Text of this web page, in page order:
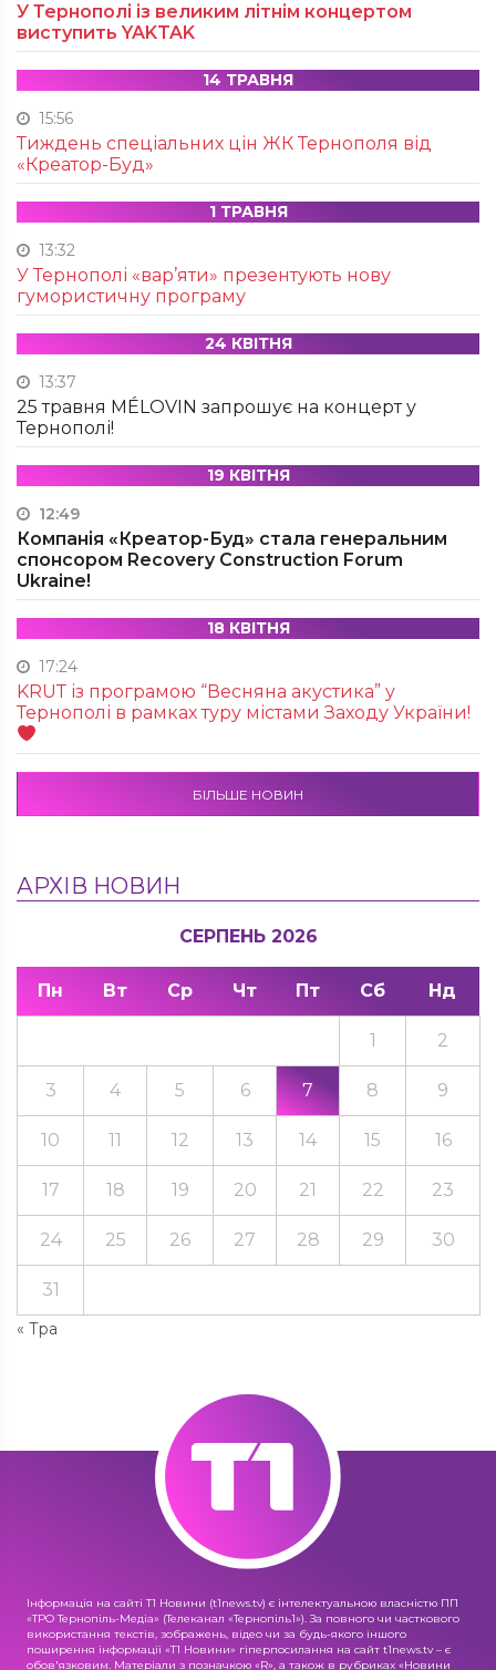
У Тернополі із великим літнім концертом
виступить YAKTAK
14 ТРАВНЯ
15:56
Тиждень спеціальних цін ЖК Тернополя від
«Креатор-Буд»
1 ТРАВНЯ
13:32
У Тернополі «вар’яти» презентують нову
гумористичну програму
24 КВІТНЯ
13:37
25 травня MÉLOVIN запрошує на концерт у
Тернополі!
19 КВІТНЯ
12:49
Компанія «Креатор-Буд» стала генеральним
спонсором Recovery Construction Forum
Ukraine!
18 КВІТНЯ
17:24
KRUТ із програмою “Весняна акустика” у
Тернополі в рамках туру містами Заходу України!
БІЛЬШЕ НОВИН
АРХІВ НОВИН
СЕРПЕНЬ 2026
Пн Вт Ср Чт Пт Сб Нд
« Тра
1 2
3 4 5 6 7 8 9
10 11 12 13 14 15 16
17 18 19 20 21 22 23
24 25 26 27 28 29 30
31
Інформація на сайті Т1 Новини (t1news.tv) є інтелектуальною власністю ПП
«ТРО Тернопіль-Медіа» (Телеканал «Тернопіль1»). За повного чи часткового
використання текстів, зображень, відео чи за будь-якого іншого
поширення інформації «Т1 Новини» гіперпосилання на сайт t1news.tv – є
обов'язковим. Матеріали з позначкою «R», а також в рубриках «Новини